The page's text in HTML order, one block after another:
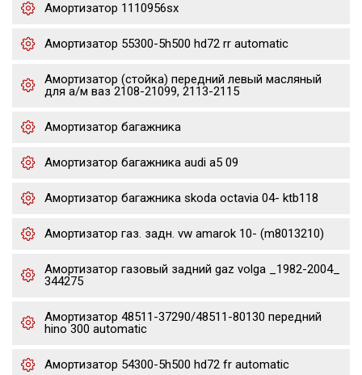
Амортизатор 1110956sx
Амортизатор 55300-5h500 hd72 rr automatic
Амортизатор (стойка) передний левый масляный
для а/м ваз 2108-21099, 2113-2115
Амортизатор багажника
Амортизатор багажника audi a5 09
Амортизатор багажника skoda octavia 04- ktb118
Амортизатор газ. задн. vw amarok 10- (m8013210)
Амортизатор газовый задний gaz volga _1982-2004_
344275
Амортизатор 48511-37290/48511-80130 передний
hino 300 automatic
Амортизатор 54300-5h500 hd72 fr automatic